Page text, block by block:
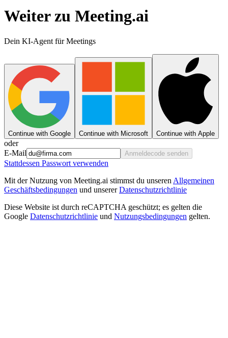
Weiter zu Meeting.ai
Dein KI-Agent für Meetings
Continue with Google Continue with Microsoft Continue with Apple
oder
E-Mail
Anmeldecode senden
Stattdessen Passwort verwenden
Mit der Nutzung von Meeting.ai stimmst du unseren Allgemeinen
Geschäftsbedingungen und unsererDatenschutzrichtlinie
Diese Website ist durch reCAPTCHA geschützt; es gelten die
Google Datenschutzrichtlinie und Nutzungsbedingungen gelten.